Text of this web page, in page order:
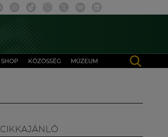
SHOP KÖZÖSSÉG MÚZEUM
CIKKAJÁNLÓ